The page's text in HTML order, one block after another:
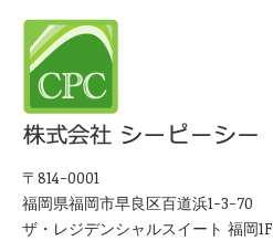
〒814-0001
福岡県福岡市早良区百道浜1-3-70
ザ・レジデンシャルスイート 福岡1F